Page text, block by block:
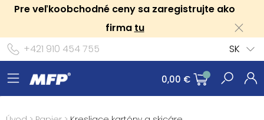
Pre veľkoobchodné ceny sa zaregistrujte ako
firma tu
+421 910 454 755
SK
0,00 €